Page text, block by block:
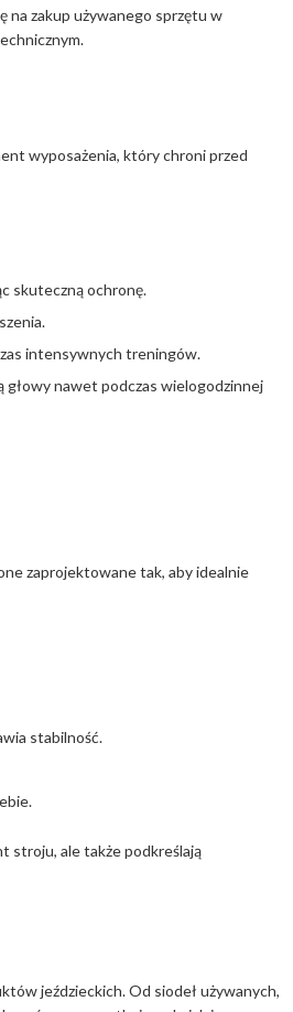
na zakup używanego sprzętu w
wyposażenia, który chroni przed
skuteczną ochronę.
intensywnych treningów.
głowy nawet podczas wielogodzinnej
zaprojektowane tak, aby idealnie
stabilność.
stroju, ale także podkreślają
jeździeckich. Od siodeł używanych,